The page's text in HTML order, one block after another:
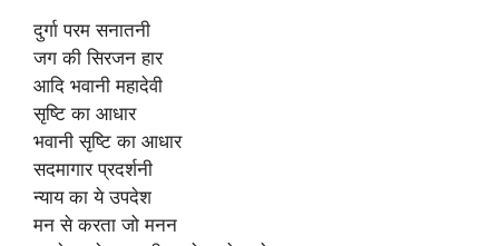
दुर्गा परम सनातनी
जग की सिरजन हार
आदि भवानी महादेवी
सृष्टि का आधार
भवानी सृष्टि का आधार
सदमागार प्रदर्शनी
न्याय का ये उपदेश
मन से करता जो मनन